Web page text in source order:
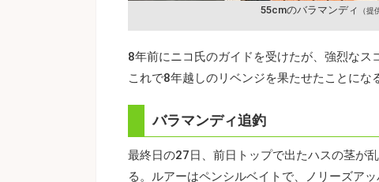
55cmのバラマンディ （
8年前にニコ氏のガイドを受けたが、強烈なス
これで8年越しのリベンジを果たせたことにな
バラマンディ追釣
最終日の27日、前日トップで出たハスの茎が
る。ルアーはペンシルベイトで、ノリーズア